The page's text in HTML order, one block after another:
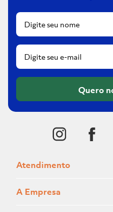
Quero
Atendimento
A Empresa